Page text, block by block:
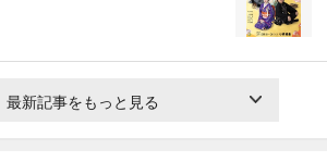
最新記事をもっと見る